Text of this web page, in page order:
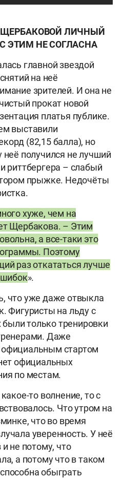
ЛИЧНЫЙ
ЭТИМ НЕ СОГЛАСНА
главной звездой
на неё
зрителей. И она не
прокат новой
платья публике.
выставили
(82,15 балла), но
неё получился не лучший
риттбергера – слабый
прыжке. Недочёты
хуже, чем на
Щербакова. – Этим
а все-таки это
Поэтому
раз откататься лучше
».
что уже даже отвыкла
Фигуристы на льду с
были только тренировки
Даже
стартом
официальных
по местам.
то волнение, то с
Что утром на
что во время
уверенность. У неё
не потому, что
а потому что в таком
обыграть